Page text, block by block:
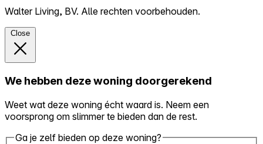
Walter Living, BV. Alle rechten voorbehouden.
Close
We hebben deze woning doorgerekend
Weet wat deze woning écht waard is. Neem een
voorsprong om slimmer te bieden dan de rest.
Ga je zelf bieden op deze woning?